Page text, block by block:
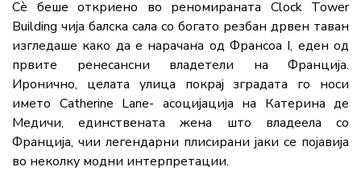
Сè беше откриено во реномираната Clock Tower
Building чија балска сала со богато резбан дрвен таван
изгледаше како да е нарачана од Франсоа I, еден од
првите ренесансни владетели на Франција.
Иронично, целата улица покрај зградата го носи
името Catherine Lane- асоцијација на Катерина де
Медичи, единствената жена што владеела со
Франција, чии легендарни плисирани јаки се појавија
во неколку модни интерпретации.